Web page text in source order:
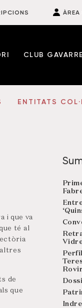
ÀREA
CLUB
i que va
té al
de
que
ENTITATS